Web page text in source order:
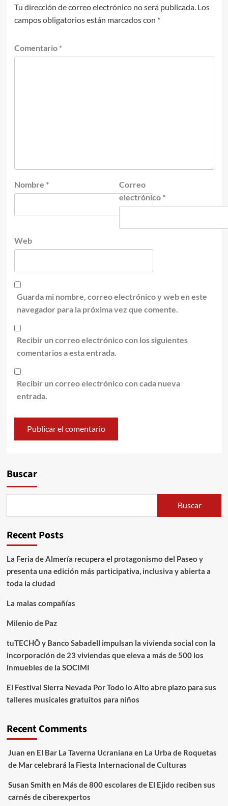
Tu dirección de correo electrónico no será publicada. Los
campos obligatorios están marcados con *
Comentario *
Nombre *
Correo
electrónico *
Web
Guarda mi nombre, correo electrónico y web en este
navegador para la próxima vez que comente.
Recibir un correo electrónico con los siguientes
comentarios a esta entrada.
Recibir un correo electrónico con cada nueva
entrada.
Buscar
Buscar
Recent Posts
La Feria de Almería recupera el protagonismo del Paseo y
presenta una edición más participativa, inclusiva y abierta a
toda la ciudad
La malas compañías
Milenio de Paz
tuTECHÔ y Banco Sabadell impulsan la vivienda social con la
incorporación de 23 viviendas que eleva a más de 500 los
inmuebles de la SOCIMI
El Festival Sierra Nevada Por Todo lo Alto abre plazo para sus
talleres musicales gratuitos para niños
Recent Comments
Juan en El Bar La Taverna Ucraniana en La Urba de Roquetas
de Mar celebrará la Fiesta Internacional de Culturas
Susan Smith en Más de 800 escolares de El Ejido reciben sus
carnés de ciberexpertos